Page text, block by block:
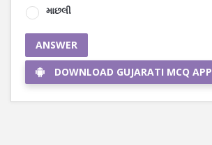
માછલી
ANSWER
DOWNLOAD GUJARATI MCQ APP